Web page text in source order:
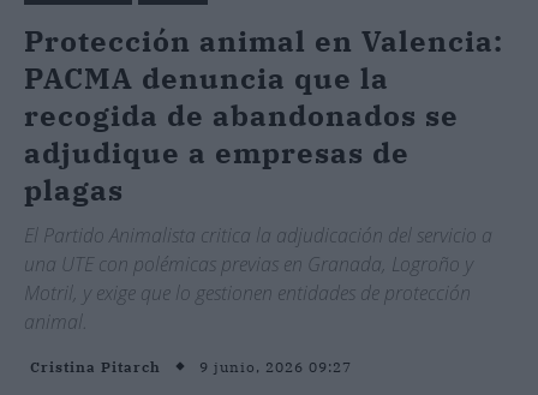
Protección animal en Valencia:
PACMA denuncia que la
recogida de abandonados se
adjudique a empresas de
plagas
El Partido Animalista critica la adjudicación del servicio a
una UTE con polémicas previas en Granada, Logroño y
Motril, y exige que lo gestionen entidades de protección
animal.
Cristina Pitarch 9 junio, 2026 09:27